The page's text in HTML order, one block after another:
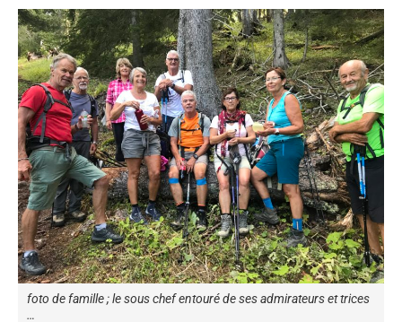
foto de famille ; le sous chef entouré de ses admirateurs et trices
…